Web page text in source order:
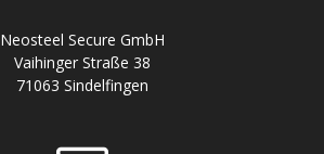
Neosteel Secure GmbH
Vaihinger Straße 38
71063 Sindelfingen